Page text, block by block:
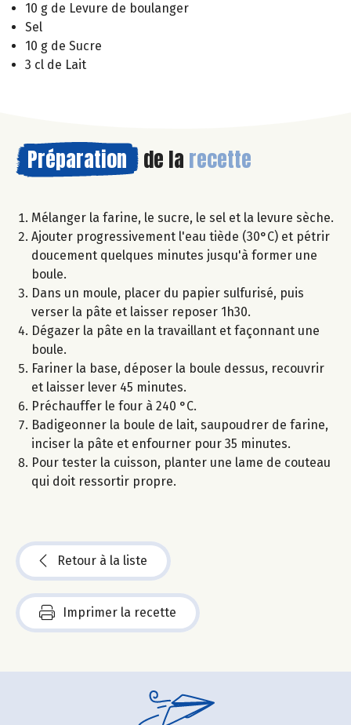
10 g de Levure de boulanger
Sel
10 g de Sucre
3 cl de Lait
Préparation de la recette
Mélanger la farine, le sucre, le sel et la levure sèche.
Ajouter progressivement l'eau tiède (30°C) et pétrir
doucement quelques minutes jusqu'à former une
boule.
Dans un moule, placer du papier sulfurisé, puis
verser la pâte et laisser reposer 1h30.
Dégazer la pâte en la travaillant et façonnant une
boule.
Fariner la base, déposer la boule dessus, recouvrir
et laisser lever 45 minutes.
Préchauffer le four à 240 °C.
Badigeonner la boule de lait, saupoudrer de farine,
inciser la pâte et enfourner pour 35 minutes.
Pour tester la cuisson, planter une lame de couteau
qui doit ressortir propre.
Retour à la liste
Imprimer la recette